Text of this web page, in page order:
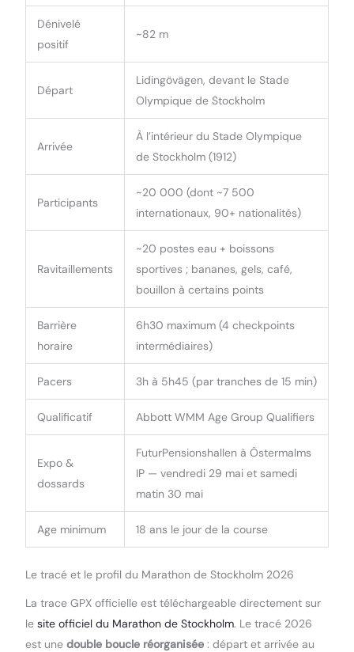
Dénivelé
positif
~82 m
Départ
Lidingövägen, devant le Stade
Olympique de Stockholm
Arrivée
À l’intérieur du Stade Olympique
de Stockholm (1912)
Participants
~20 000 (dont ~7 500
internationaux, 90+ nationalités)
Ravitaillements
~20 postes eau + boissons
sportives ; bananes, gels, café,
bouillon à certains points
Barrière
horaire
6h30 maximum (4 checkpoints
intermédiaires)
Pacers 3h à 5h45 (par tranches de 15 min)
Qualificatif Abbott WMM Age Group Qualifiers
Expo &
dossards
FuturPensionshallen à Östermalms
IP — vendredi 29 mai et samedi
matin 30 mai
Age minimum 18 ans le jour de la course
Le tracé et le profil du Marathon de Stockholm 2026
La trace GPX officielle est téléchargeable directement sur
le site officiel du Marathon de Stockholm. Le tracé 2026
est une double boucle réorganisée: départ et arrivée au